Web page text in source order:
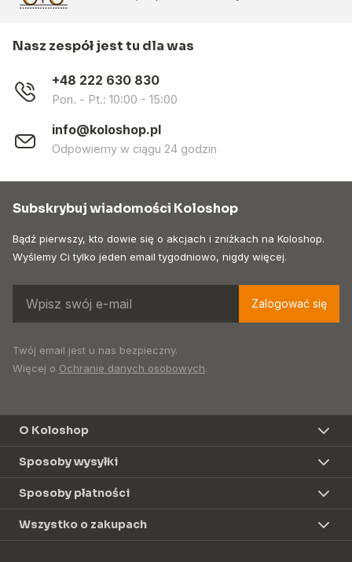
Nasz zespół jest tu dla was
+48 222 630 830
Pon. - Pt.: 10:00 - 15:00
info@koloshop.pl
Odpowiemy w ciągu 24 godzin
Subskrybuj wiadomości Koloshop
Bądź pierwszy, kto dowie się o akcjach i zniżkach na Koloshop.
Wyślemy Ci tylko jeden email tygodniowo, nigdy więcej.
Zalogować się
Twój email jest u nas bezpieczny.
Więcej o Ochranie danych osobowych.
O Koloshop
Sposoby wysyłki
Sposoby płatności
Wszystko o zakupach